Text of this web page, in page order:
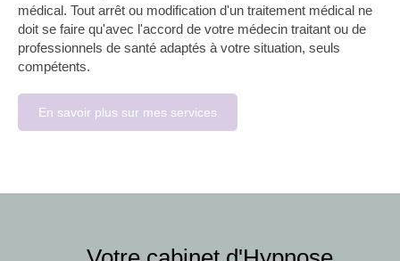
médical. Tout arrêt ou modification d'un traitement médical ne
doit se faire qu'avec l'accord de votre médecin traitant ou de
professionnels de santé adaptés à votre situation, seuls
compétents.
En savoir plus sur mes services